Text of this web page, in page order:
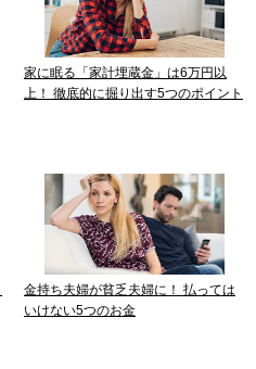
家に眠る「家計埋蔵金」は6万円以
上！ 徹底的に掘り出す5つのポイント
金持ち夫婦が貧乏夫婦に！ 払っては
いけない5つのお金